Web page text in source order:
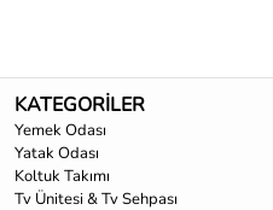
KATEGORİLER
Yemek Odası
Yatak Odası
Koltuk Takımı
Tv Ünitesi & Tv Sehpası